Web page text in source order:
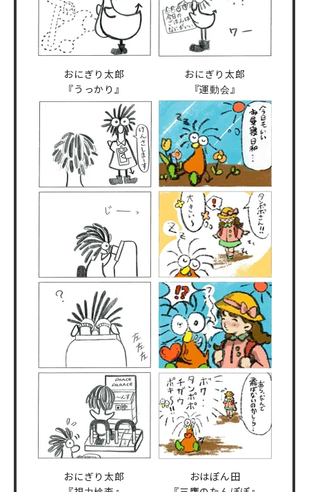
おにぎり太郎
『うっかり』
おにぎり太郎
『運動会』
おにぎり太郎
おはぽん田